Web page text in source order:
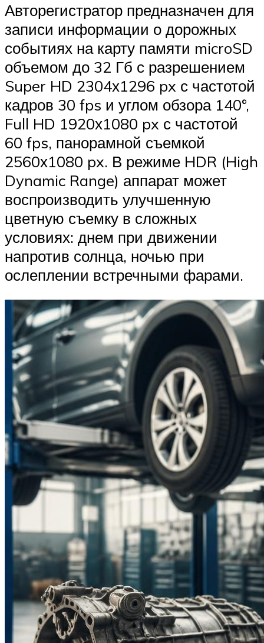
Авторегистратор предназначен для
записи информации о дорожных
событиях на карту памяти microSD
объемом до 32 Гб с разрешением
Super HD 2304х1296 px с частотой
кадров 30 fps и углом обзора 140°,
Full HD 1920х1080 px с частотой
60 fps, панорамной съемкой
2560х1080 px. В режиме HDR (High
Dynamic Range) аппарат может
воспроизводить улучшенную
цветную съемку в сложных
условиях: днем при движении
напротив солнца, ночью при
ослеплении встречными фарами.